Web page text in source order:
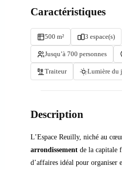
Caractéristiques
500 m² 3 espace(s)
Jusqu’à 700 personnes
Traiteur Lumière du
Description
L’Espace Reuilly, niché au
arrondissement de la capitale
d’affaires idéal pour organiser